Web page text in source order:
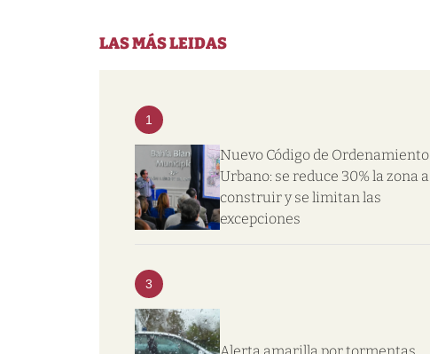
LAS MÁS LEIDAS
1
Nuevo Código de Ordenamiento
Urbano: se reduce 30% la zona a
construir y se limitan las
excepciones
3